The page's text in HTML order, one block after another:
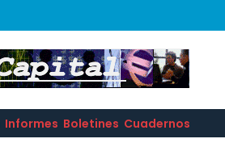
Informes Boletines Cuadernos